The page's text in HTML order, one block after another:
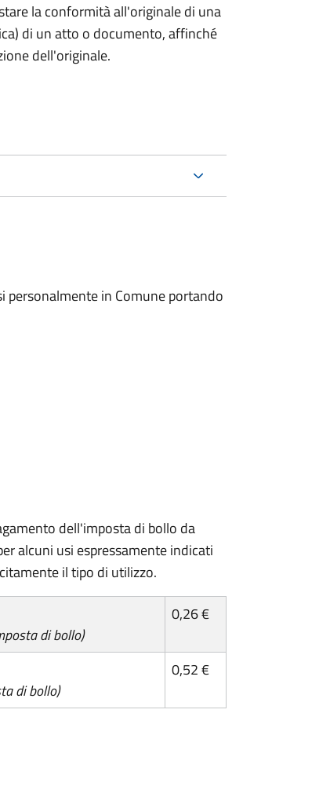
la conformità all'originale di una
di un atto o documento, affinché
dell'originale.
personalmente in Comune portando
dell'imposta di bollo da
alcuni usi espressamente indicati
il tipo di utilizzo.
di bollo)
0,26 €
di bollo)
0,52 €